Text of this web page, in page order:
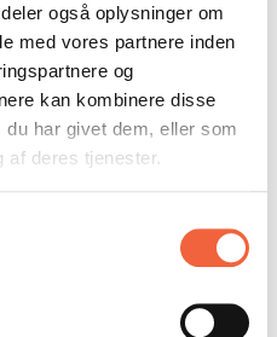
også oplysninger om
med vores partnere inden
og
kan kombinere disse
har givet dem, eller som
af deres tjenester.